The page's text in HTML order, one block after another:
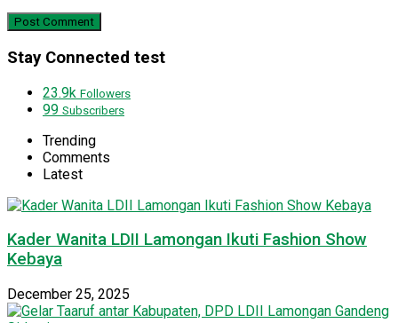
Stay Connected test
23.9k Followers
99 Subscribers
Trending
Comments
Latest
Kader Wanita LDII Lamongan Ikuti Fashion Show
Kebaya
December 25, 2025